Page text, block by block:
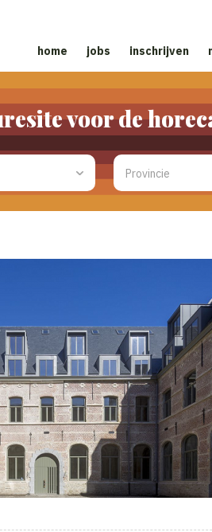
home jobs inschrijven
voor de